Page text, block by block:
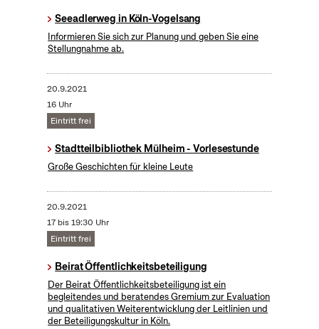
Seeadlerweg in Köln-Vogelsang
Informieren Sie sich zur Planung und geben Sie eine
Stellungnahme ab.
20.9.2021
16 Uhr
Eintritt frei
Stadtteilbibliothek Mülheim - Vorlesestunde
Große Geschichten für kleine Leute
20.9.2021
17 bis 19:30 Uhr
Eintritt frei
Beirat Öffentlichkeitsbeteiligung
Der Beirat Öffentlichkeitsbeteiligung ist ein
begleitendes und beratendes Gremium zur Evaluation
und qualitativen Weiterentwicklung der Leitlinien und
der Beteiligungskultur in Köln.